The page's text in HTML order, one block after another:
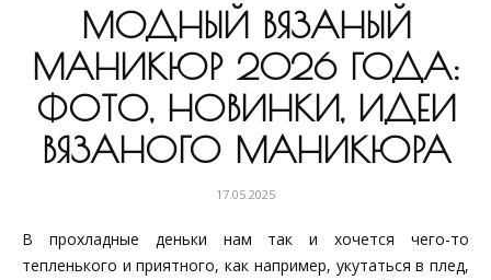
МОДНЫЙ ВЯЗАНЫЙ
МАНИКЮР 2026 ГОДА:
ФОТО, НОВИНКИ, ИДЕИ
ВЯЗАНОГО МАНИКЮРА
17.05.2025
В прохладные деньки нам так и хочется чего-то
тепленького и приятного, как например, укутаться в плед,